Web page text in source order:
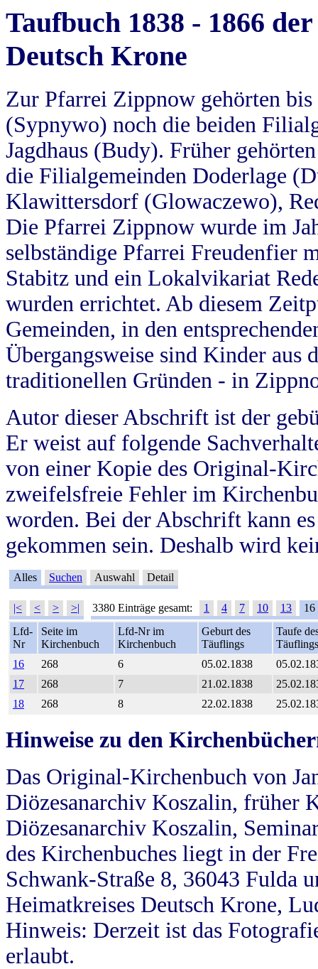
Taufbuch 1838 - 1866
Deutsch Krone
Zur Pfarrei Zippnow gehörten
(Sypnywo) noch die beiden
Jagdhaus (Budy). Früher
die Filialgemeinden Doderlage
Klawittersdorf (Glowaczewo),
Die Pfarrei Zippnow wurde im
selbständige Pfarrei Freudenfier
Stabitz und ein Lokalvikariat
wurden errichtet. Ab diesem
Gemeinden, in den
Übergangsweise sind Kinder aus
traditionellen Gründen - in
Autor dieser Abschrift ist der
Er weist auf folgende
von einer Kopie des Original-
zweifelsfreie Fehler im
worden. Bei der Abschrift kann
gekommen sein. Deshalb wird
Alles Suchen Auswahl Detail
|< < > >| 3380 Einträge gesamt: 1 4 7 10 13
16
Lfd-
Nr
Seite im
Kirchenbuch
Lfd-Nr im
Kirchenbuch
Geburt des
Täuflings
Taufe
Täuflings
16
268 6 05.02.1838
17
268 7 21.02.1838
18
268 8 22.02.1838
Hinweise zu den
Das Original-Kirchenbuch von
Diözesanarchiv Koszalin, früher
Diözesanarchiv Koszalin,
des Kirchenbuches liegt in der
Schwank-Straße 8, 36043 Fulda
Heimatkreises Deutsch Krone,
Hinweis: Derzeit ist das
erlaubt.